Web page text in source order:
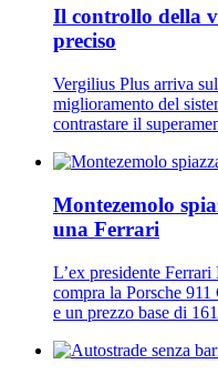
Il controllo della
preciso
Vergilius Plus arriva
miglioramento del
contrastare il
Montezemolo
una Ferrari
L’ex presidente
compra la Porsche
e un prezzo base di